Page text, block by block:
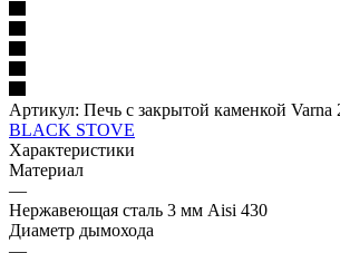
Артикул: Печь с закрытой каменкой Varna
BLACK STOVE
Характеристики
Материал
—
Нержавеющая сталь 3 мм Aisi 430
Диаметр дымохода